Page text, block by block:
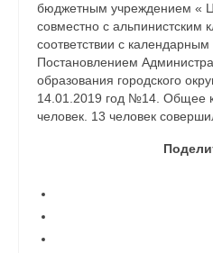
бюджетным учреждением «
совместно с альпинистским
соответствии с
Постановлением
образования городского
14.01.2019 год №14. Общее
человек. 13 человек